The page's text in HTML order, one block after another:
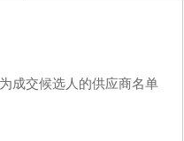
成交候选人的供应商名单